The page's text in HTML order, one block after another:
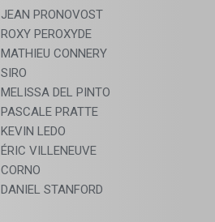
JEAN PRONOVOST
ROXY PEROXYDE
MATHIEU CONNERY
SIRO
MELISSA DEL PINTO
PASCALE PRATTE
KEVIN LEDO
ÉRIC VILLENEUVE
CORNO
DANIEL STANFORD